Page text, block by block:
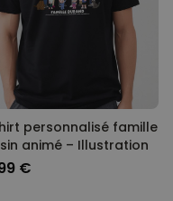
personnalisé famille
animé – Illustration
€